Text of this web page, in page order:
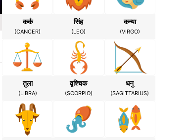
कर्क
(CANCER)
सिंह
(LEO)
कन्या
(VIRGO)
तुला
(LIBRA)
वृश्चिक
(SCORPIO)
धनु
(SAGITTARIUS)